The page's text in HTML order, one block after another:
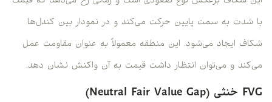
با شدت به سمت پایین حرکت می‌کند و در نمودار بین کندل‌ها
شکاف ایجاد می‌شود. این منطقه معمولاً به عنوان مقاومت عمل
می‌کند و می‌توان انتظار داشت قیمت به آن واکنش نشان دهد.
FVG خنثی (Neutral Fair Value Gap)